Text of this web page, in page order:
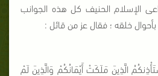
الإسلام الحنيف كل هذه الجوانب
بأحوال خلقه ؛ فقال عز من قائل :
الَّذِينَ مَلَكَتْأَيْمَانُكُمْ وَالَّذِينَ لَمْ